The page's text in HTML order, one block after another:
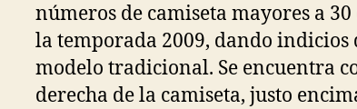
números de camiseta mayores a
la temporada 2009, dando indicios
modelo tradicional. Se encuentra
derecha de la camiseta, justo